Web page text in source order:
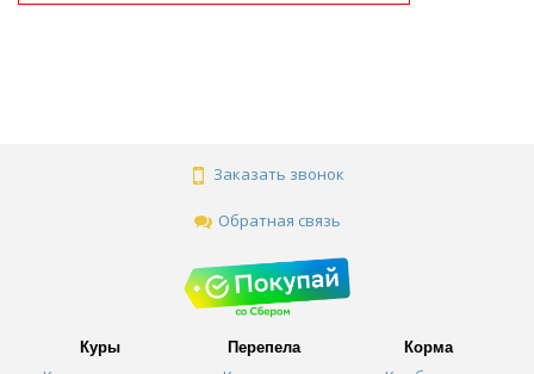
Заказать звонок
Обратная связь
Куры Перепела Корма